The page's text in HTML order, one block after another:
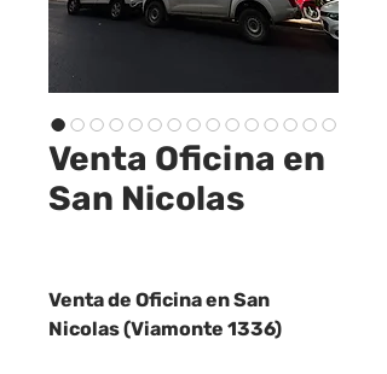
Venta Oficina en
San Nicolas
Venta de Oficina en San
Nicolas (Viamonte 1336)